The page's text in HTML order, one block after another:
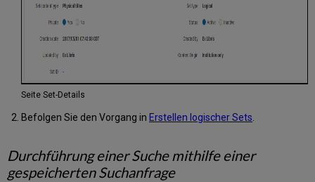
Aktionen
auf
Ergebnisse
der
Bestandssuche
durchführen
Ergebnisse
Bestandssuche
Das
Seite Set-Details
Befolgen Sie den Vorgang in Erstellen logischer Sets.
Durchführung einer Suche mithilfe einer
gespeicherten Suchanfrage